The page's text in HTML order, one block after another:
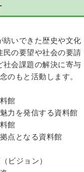
紡いできた歴史や文化
民の要望や社会の要請
社会課題の解決に寄与
のもと活動します。
館
力を発信する資料館
館
点となる資料館
ビジョン）